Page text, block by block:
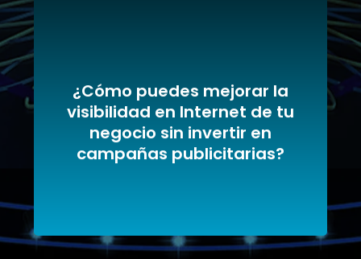
¿Cómo puedes mejorar la
visibilidad en Internet de tu
negocio sin invertir en
campañas publicitarias?
C - Mejorando el Perfil de
Empresa en Google